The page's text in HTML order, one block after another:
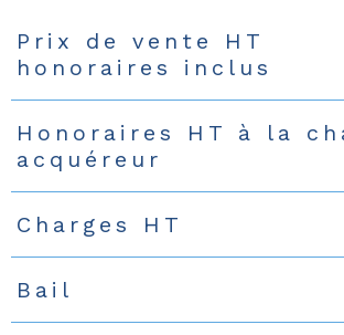
Caractéristiques Valeurs
Prix de vente HT
honoraires inclus
Honoraires HT à la
acquéreur
Charges HT
Bail